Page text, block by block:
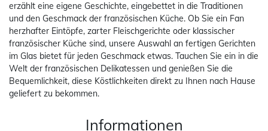
erzählt eine eigene Geschichte, eingebettet in die Traditionen
und den Geschmack der französischen Küche. Ob Sie ein Fan
herzhafter Eintöpfe, zarter Fleischgerichte oder klassischer
französischer Küche sind, unsere Auswahl an fertigen Gerichten
im Glas bietet für jeden Geschmack etwas. Tauchen Sie ein in die
Welt der französischen Delikatessen und genießen Sie die
Bequemlichkeit, diese Köstlichkeiten direkt zu Ihnen nach Hause
geliefert zu bekommen.
Informationen